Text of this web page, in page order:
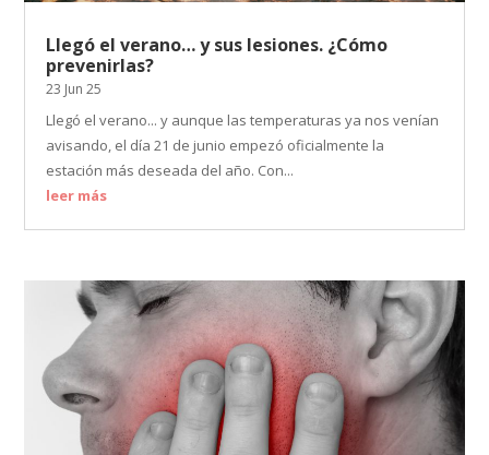
Llegó el verano… y sus lesiones. ¿Cómo
prevenirlas?
23 Jun 25
Llegó el verano... y aunque las temperaturas ya nos venían
avisando, el día 21 de junio empezó oficialmente la
estación más deseada del año. Con...
leer más